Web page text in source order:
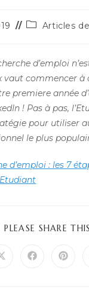
PostArticles
d’emploi
vaut commencer à
premiere année
! Pas à pas,
pour utiliser
le plus
d’emploi : les 7
PLEASE SHARE THIS
Ouvrir Ouvrir Ouvrir